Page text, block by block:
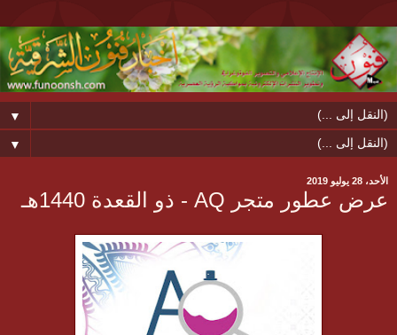
▼
▼
الأحد، 28 يوليو 2019
عرض عطور متجر AQ - ذو القعدة 1440هـ